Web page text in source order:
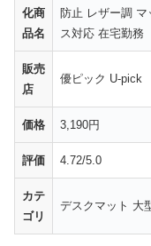
化商
品名
防止 レザー調
ス対応 在宅勤務
販売
店
優ピック U-pick
価格 3,190円
評価 4.72/5.0
カテ
ゴリ
デスクマット 大